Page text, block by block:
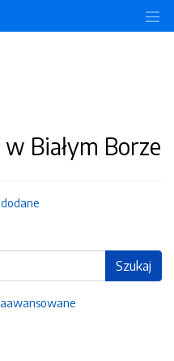
Białym Borze
Szukaj